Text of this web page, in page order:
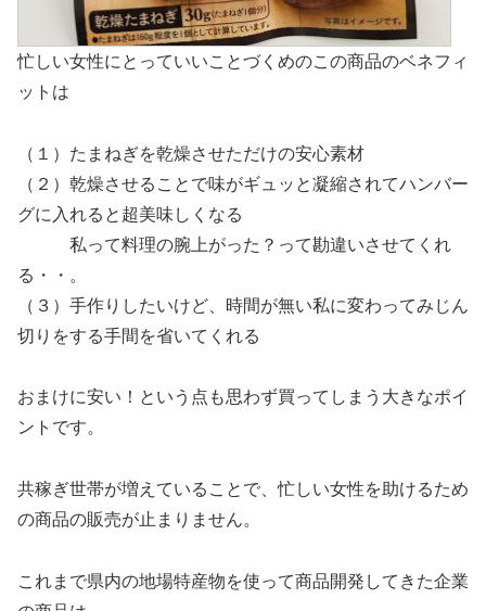
忙しい女性にとっていいことづくめのこの商品のベネフィ
ットは
（１）たまねぎを乾燥させただけの安心素材
（２）乾燥させることで味がギュッと凝縮されてハンバー
グに入れると超美味しくなる
私って料理の腕上がった？って勘違いさせてくれ
る・・。
（３）手作りしたいけど、時間が無い私に変わってみじん
切りをする手間を省いてくれる
おまけに安い！という点も思わず買ってしまう大きなポイ
ントです。
共稼ぎ世帯が増えていることで、忙しい女性を助けるため
の商品の販売が止まりません。
これまで県内の地場特産物を使って商品開発してきた企業